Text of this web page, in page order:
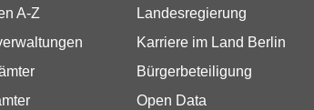
A-Z
Landesregierung
Karriere im Land Berlin
Bürgerbeteiligung
Open Data